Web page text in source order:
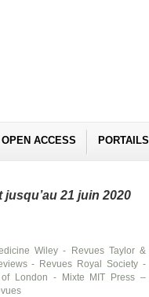
OPEN ACCESS PORTAILS
21 juin 2020
Wiley - Revues Taylor &
- Revues Royal Society -
of London - Mixte MIT Press –